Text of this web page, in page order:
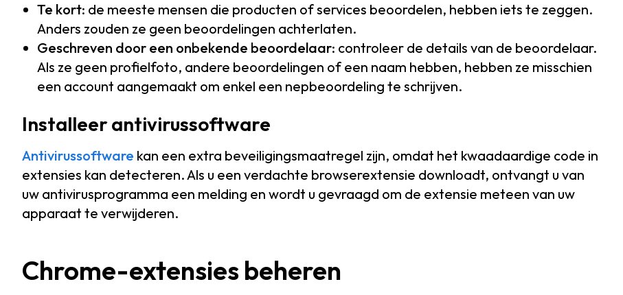
Te kort: de meeste mensen die producten of services beoordelen, hebben iets te zeggen.
Anders zouden ze geen beoordelingen achterlaten.
Geschreven door een onbekende beoordelaar: controleer de details van de beoordelaar.
Als ze geen profielfoto, andere beoordelingen of een naam hebben, hebben ze misschien
een account aangemaakt om enkel een nepbeoordeling te schrijven.
Installeer antivirussoftware
Antivirussoftware kan een extra beveiligingsmaatregel zijn, omdat het kwaadaardige code in
extensies kan detecteren. Als u een verdachte browserextensie downloadt, ontvangt u van
uw antivirusprogramma een melding en wordt u gevraagd om de extensie meteen van uw
apparaat te verwijderen.
Chrome-extensies beheren